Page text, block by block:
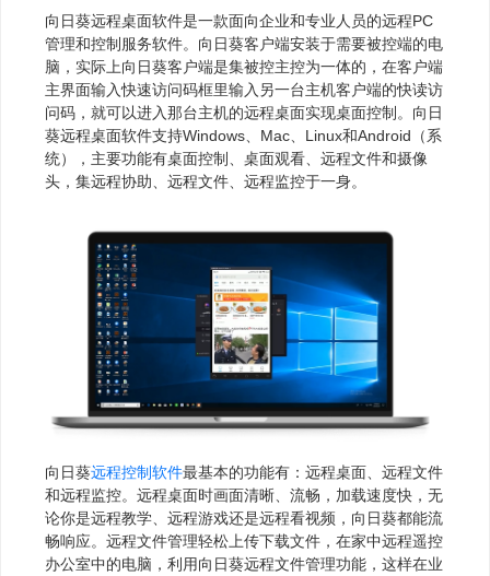
向日葵远程桌面软件是一款面向企业和专业人员的远程PC
管理和控制服务软件。向日葵客户端安装于需要被控端的电
脑，实际上向日葵客户端是集被控主控为一体的，在客户端
主界面输入快速访问码框里输入另一台主机客户端的快读访
问码，就可以进入那台主机的远程桌面实现桌面控制。向日
葵远程桌面软件支持Windows、Mac、Linux和Android（系
统），主要功能有桌面控制、桌面观看、远程文件和摄像
头，集远程协助、远程文件、远程监控于一身。
向日葵远程控制软件最基本的功能有：远程桌面、远程文件
和远程监控。远程桌面时画面清晰、流畅，加载速度快，无
论你是远程教学、远程游戏还是远程看视频，向日葵都能流
畅响应。远程文件管理轻松上传下载文件，在家中远程遥控
办公室中的电脑，利用向日葵远程文件管理功能，这样在业